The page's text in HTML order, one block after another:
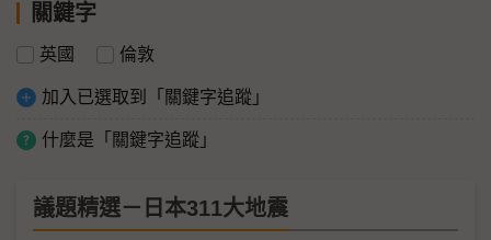
關鍵字
英國 倫敦
加入已選取到「關鍵字追蹤」
什麼是「關鍵字追蹤」
議題精選－日本311大地震